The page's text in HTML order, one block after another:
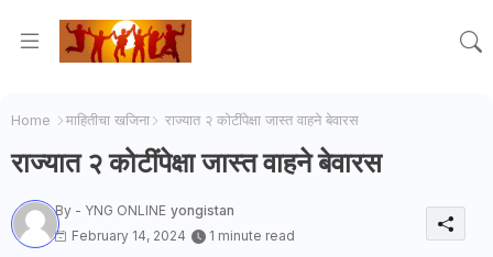
Home माहितीचा खजिना राज्यात २ कोटींपेक्षा जास्त वाहने बेवारस
राज्यात २ कोटींपेक्षा जास्त वाहने बेवारस
By - YNG ONLINE yongistan
February 14, 2024
1 minute read